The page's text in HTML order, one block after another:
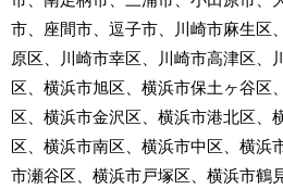
市、座間市、逗子市、川崎市麻生区
原区、川崎市幸区、川崎市高津区、
区、横浜市旭区、横浜市保土ヶ谷区
区、横浜市金沢区、横浜市港北区、
区、横浜市南区、横浜市中区、横浜
市瀬谷区、横浜市戸塚区、横浜市鶴